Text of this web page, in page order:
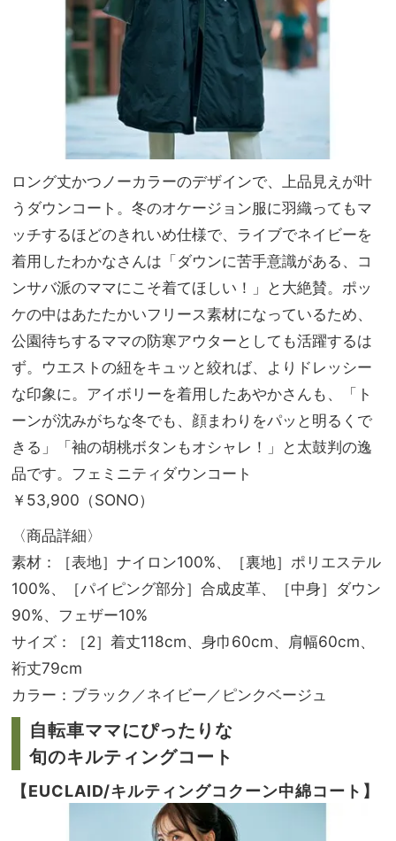
ロング丈かつノーカラーのデザインで、上品見えが叶
うダウンコート。冬のオケージョン服に羽織ってもマ
ッチするほどのきれいめ仕様で、ライブでネイビーを
着用したわかなさんは「ダウンに苦手意識がある、コ
ンサバ派のママにこそ着てほしい！」と大絶賛。ポッ
ケの中はあたたかいフリース素材になっているため、
公園待ちするママの防寒アウターとしても活躍するは
ず。ウエストの紐をキュッと絞れば、よりドレッシー
な印象に。アイボリーを着用したあやかさんも、「ト
ーンが沈みがちな冬でも、顔まわりをパッと明るくで
きる」「袖の胡桃ボタンもオシャレ！」と太鼓判の逸
品です。フェミニティダウンコート
￥53,900（SONO）
〈商品詳細〉
素材：［表地］ナイロン100%、［裏地］ポリエステル
100%、［パイピング部分］合成皮革、［中身］ダウン
90%、フェザー10%
サイズ：［2］着丈118cm、身巾60cm、肩幅60cm、
裄丈79cm
カラー：ブラック／ネイビー／ピンクベージュ
自転車ママにぴったりな
旬のキルティングコート
【EUCLAID/キルティングコクーン中綿コート】